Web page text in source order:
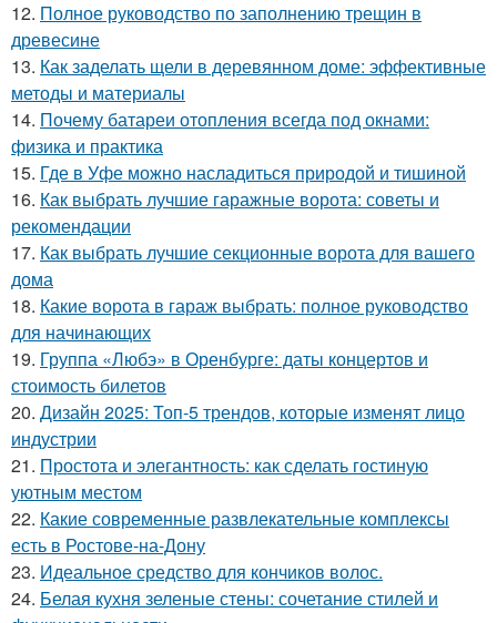
12. Полное руководство по заполнению трещин в
древесине
13. Как заделать щели в деревянном доме: эффективные
методы и материалы
14. Почему батареи отопления всегда под окнами:
физика и практика
15. Где в Уфе можно насладиться природой и тишиной
16. Как выбрать лучшие гаражные ворота: советы и
рекомендации
17. Как выбрать лучшие секционные ворота для вашего
дома
18. Какие ворота в гараж выбрать: полное руководство
для начинающих
19. Группа «Любэ» в Оренбурге: даты концертов и
стоимость билетов
20. Дизайн 2025: Топ-5 трендов, которые изменят лицо
индустрии
21. Простота и элегантность: как сделать гостиную
уютным местом
22. Какие современные развлекательные комплексы
есть в Ростове-на-Дону
23. Идеальное средство для кончиков волос.
24. Белая кухня зеленые стены: сочетание стилей и